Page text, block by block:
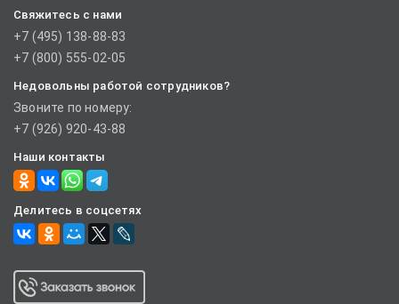
Свяжитесь с нами
+7 (495) 138-88-83
+7 (800) 555-02-05
Недовольны работой сотрудников?
Звоните по номеру:
+7 (926) 920-43-88
Наши контакты
Делитесь в соцсетях